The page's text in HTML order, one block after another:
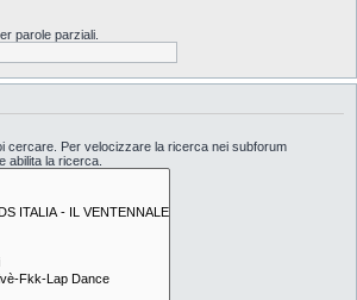
parole parziali.
cercare. Per velocizzare la ricerca nei subforum
abilita la ricerca.